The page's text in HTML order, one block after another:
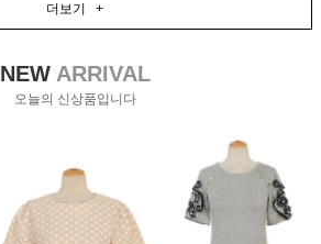
더보기 +
NEWARRIVAL
오늘의 신상품입니다